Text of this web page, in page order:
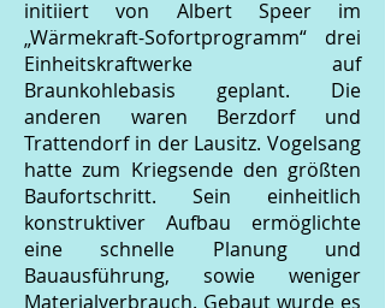
initiiert von Albert Speer im
„Wärmekraft-Sofortprogramm“ drei
Einheitskraftwerke auf
Braunkohlebasis geplant. Die
anderen waren Berzdorf und
Trattendorf in der Lausitz. Vogelsang
hatte zum Kriegsende den größten
Baufortschritt. Sein einheitlich
konstruktiver Aufbau ermöglichte
eine schnelle Planung und
Bauausführung, sowie weniger
Materialverbrauch. Gebaut wurde es